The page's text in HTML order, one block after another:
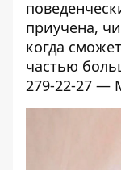
приучена,
когда
частью
279-22-27 —